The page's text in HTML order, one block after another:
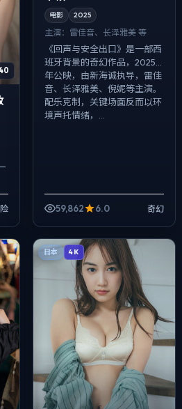
电影 2025
主演： 雷佳音、长泽雅美 等
《回声与安全出口》是一部西
班牙背景的奇幻作品，2025
年公映，由新海诚执导，雷佳
音、长泽雅美、倪妮等主演。
配乐克制，关键场面反而以环
境声托情绪，...
59,862 6.0 奇幻
日本 4K